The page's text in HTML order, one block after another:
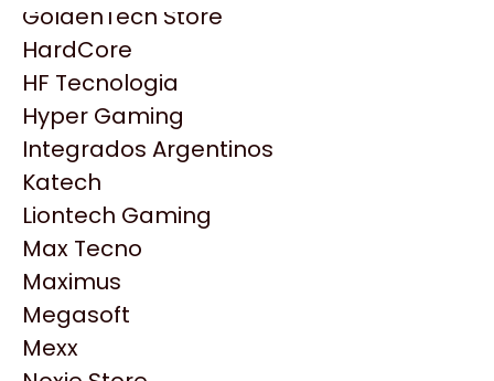
HP
HyperX
INNO3D
Intel
Kingston
Lenovo
Logitech
MSI
NVIDIA GeForce
NZXT
PNY
GoldenTech Store
HardCore
HF Tecnologia
Hyper Gaming
Integrados Argentinos
Katech
Liontech Gaming
Max Tecno
Maximus
Megasoft
Mexx
Productos